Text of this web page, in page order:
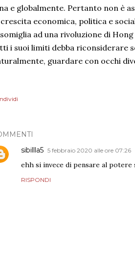
e globalmente. Pertanto non è
economica, politica e
ad una rivoluzione di
i suoi limiti debba riconsiderare
guardare con occhi
sibillla5 5 febbraio 2020 alle ore 07:26
ehh si invece di pensare al
RISPONDI